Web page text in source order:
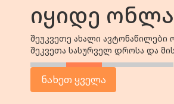
იყიდე
შეუკვეთე ახალი ავტონაწილები
შეკვეთა სასურველ დროსა და
ნახეთ ყველა
გთავაზობთ სხვადასხვა მოდელებზე